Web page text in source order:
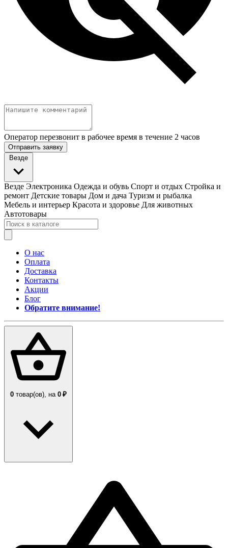
Оператор перезвонит в рабочее время в течение 2 часов
Отправить заявку
Везде
Везде Электроника Одежда и обувь Спорт и отдых Стройка и
ремонт Детские товары Дом и дача Туризм и рыбалка
Мебель и интерьер Красота и здоровье Для животных
Автотовары
О нас
Оплата
Доставка
Контакты
Акции
Блог
Обратите внимание!
0 товар(ов), на 0 ₽